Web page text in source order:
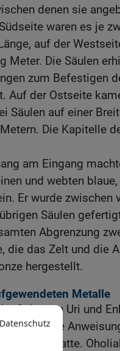
denen sie
waren es je
auf der
Meter. Die Säulen
zum Befestigen
Auf der Ostseite
Säulen auf einer
Die Kapitelle
am Eingang
und webten
Er wurde zwischen
Säulen
Abgrenzung
die das Zelt und die
hergestellt.
Metalle
Sohn von Uri und
nun alle
hatte.